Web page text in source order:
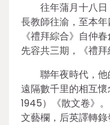
往年蒲月十八
長教師往渝，至本
《禮拜綜合》自仲
先容共三期，《禮拜
聯年夜時代，
遠隔數千里的相互
1945）《散文卷》
文藝欄，后英譯轉錄